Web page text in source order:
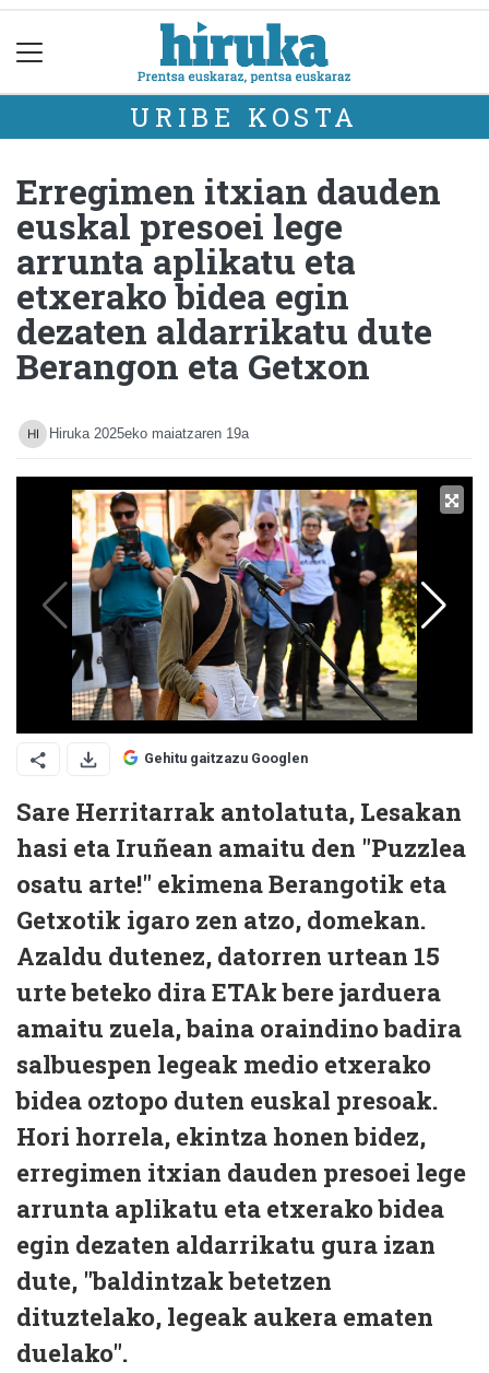
URIBE KOSTA
Erregimen itxian dauden
euskal presoei lege
arrunta aplikatu eta
etxerako bidea egin
dezaten aldarrikatu dute
Berangon eta Getxon
Hiruka 2025eko maiatzaren 19a
Gehitu gaitzazu Googlen
Sare Herritarrak antolatuta, Lesakan
hasi eta Iruñean amaitu den "Puzzlea
osatu arte!" ekimena Berangotik eta
Getxotik igaro zen atzo, domekan.
Azaldu dutenez, datorren urtean 15
urte beteko dira ETAk bere jarduera
amaitu zuela, baina oraindino badira
salbuespen legeak medio etxerako
bidea oztopo duten euskal presoak.
Hori horrela, ekintza honen bidez,
erregimen itxian dauden presoei lege
arrunta aplikatu eta etxerako bidea
egin dezaten aldarrikatu gura izan
dute, "baldintzak betetzen
dituztelako, legeak aukera ematen
duelako".